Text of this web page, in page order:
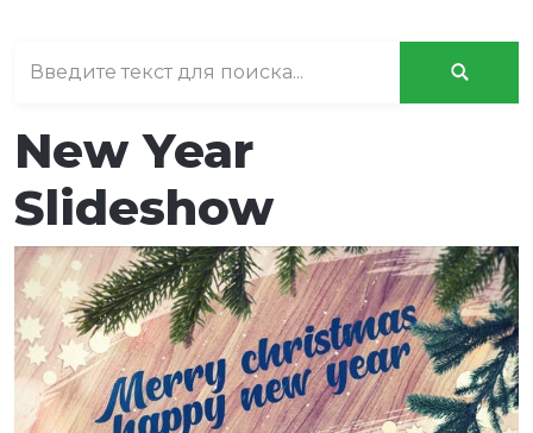
New Year
Slideshow